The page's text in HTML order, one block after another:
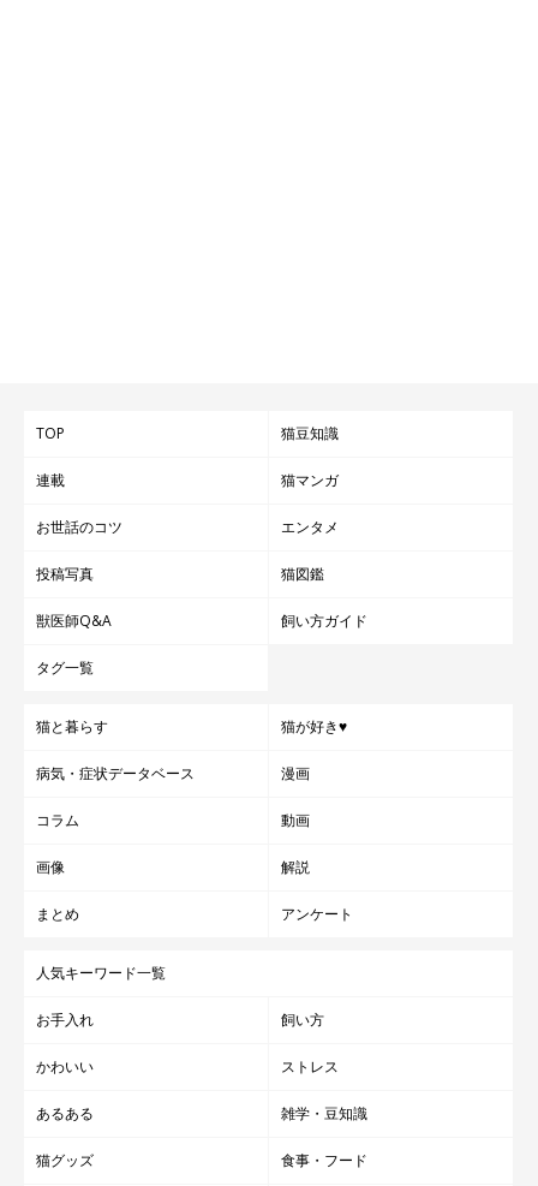
TOP 猫豆知識
連載 猫マンガ
お世話のコツ エンタメ
投稿写真 猫図鑑
獣医師Q&A 飼い方ガイド
タグ一覧
猫と暮らす 猫が好き♥
病気・症状データベース 漫画
コラム 動画
画像 解説
まとめ アンケート
人気キーワード一覧
お手入れ 飼い方
かわいい ストレス
あるある 雑学・豆知識
猫グッズ 食事・フード